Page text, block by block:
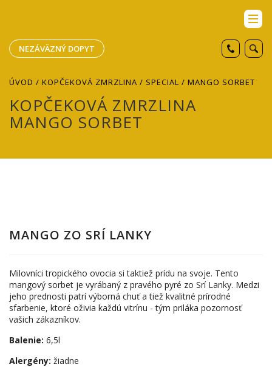
NEZÁVÄZNÝ DOPYT
ÚVOD / KOPČEKOVÁ ZMRZLINA / SPECIAL / MANGO SORBET
KOPČEKOVÁ ZMRZLINA
MANGO SORBET
MANGO ZO SRÍ LANKY
Milovníci tropického ovocia si taktiež prídu na svoje. Tento
mangový sorbet je vyrábaný z pravého pyré zo Srí Lanky. Medzi
jeho prednosti patrí výborná chuť a tiež kvalitné prírodné
sfarbenie, ktoré oživia každú vitrínu - tým priláka pozornosť
vašich zákazníkov.
Balenie: 6,5l
Alergény: žiadne